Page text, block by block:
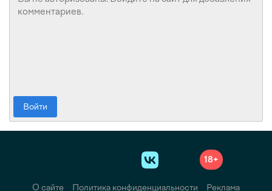
Войти
18+
О сайте Политика конфиденциальности Реклама